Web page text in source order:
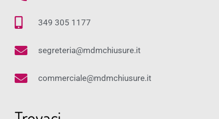
349 305 1177
segreteria@mdmchiusure.it
commerciale@mdmchiusure.it